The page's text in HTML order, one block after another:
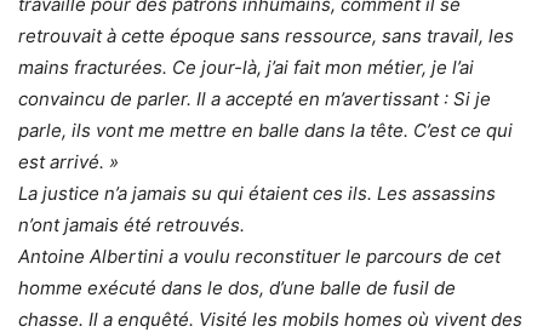
retrouvait à cette époque sans ressource, sans travail, les
mains fracturées. Ce jour-là, j’ai fait mon métier, je l’ai
convaincu de parler. Il a accepté en m’avertissant : Si je
parle, ils vont me mettre en balle dans la tête. C’est ce qui
est arrivé. »
La justice n’a jamais su qui étaient ces ils. Les assassins
n’ont jamais été retrouvés.
Antoine Albertini a voulu reconstituer le parcours de cet
homme exécuté dans le dos, d’une balle de fusil de
chasse. Il a enquêté. Visité les mobils homes où vivent des